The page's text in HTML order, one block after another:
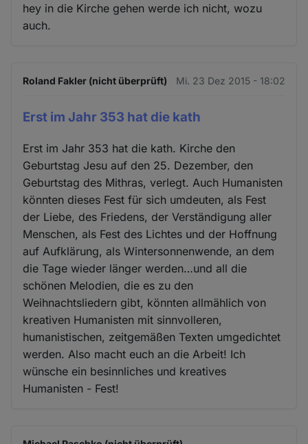
hey in die Kirche gehen werde ich nicht, wozu
auch.
Roland Fakler (nicht überprüft) Mi. 23 Dez 2015 - 18:02
Erst im Jahr 353 hat die kath
Erst im Jahr 353 hat die kath. Kirche den
Geburtstag Jesu auf den 25. Dezember, den
Geburtstag des Mithras, verlegt. Auch Humanisten
könnten dieses Fest für sich umdeuten, als Fest
der Liebe, des Friedens, der Verständigung aller
Menschen, als Fest des Lichtes und der Hoffnung
auf Aufklärung, als Wintersonnenwende, an dem
die Tage wieder länger werden…und all die
schönen Melodien, die es zu den
Weihnachtsliedern gibt, könnten allmählich von
kreativen Humanisten mit sinnvolleren,
humanistischen, zeitgemäßen Texten umgedichtet
werden. Also macht euch an die Arbeit! Ich
wünsche ein besinnliches und kreatives
Humanisten - Fest!